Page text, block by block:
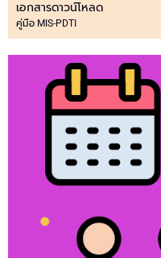
เอกสารดาวน์โหลด
คู่มือ MIS-PDTI